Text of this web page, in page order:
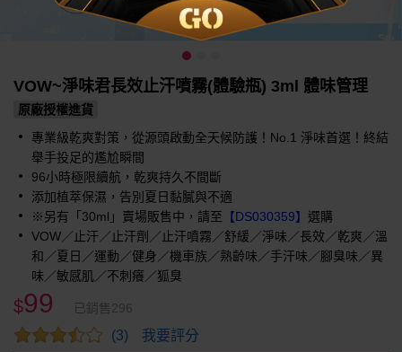
VOW~淨味君長效止汗噴霧(體驗瓶) 3ml 體味管理
原廠授權進貨
專業級乾爽對策，從源頭啟動全天候防護！No.1 淨味首選！終結
舉手投足的尷尬瞬間
96小時極限續航，乾爽持久不間斷
添加植萃保濕，告別夏日黏膩與不適
※另有「30ml」賣場販售中，請至 【DS030359】 選購
VOW／止汗／止汗劑／止汗噴霧／舒緩／淨味／長效／乾爽／溫
和／夏日／運動／健身／機車族／熟齡味／手汗味／腳臭味／異
味／敏感肌／不刺癢／狐臭
$99 已銷售296
(3) 我要評分